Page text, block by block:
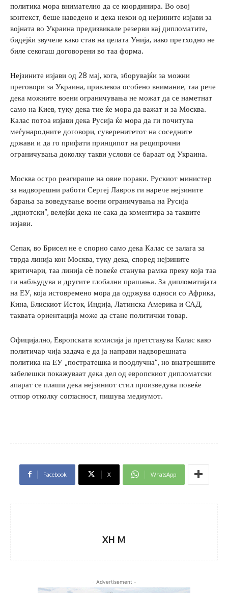
политика мора внимателно да се координира. Во овој
контекст, беше наведено и дека некои од нејзините изјави за
војната во Украина предизвикале резерви кај дипломатите,
бидејќи звучеле како став на целата Унија, иако претходно не
биле секогаш договорени во таа форма.
Нејзините изјави од 28 мај, кога, зборувајќи за можни
преговори за Украина, привлекоа особено внимание, таа рече
дека можните воени ограничувања не можат да се наметнат
само на Киев, туку дека тие ќе мора да важат и за Москва.
Калас потоа изјави дека Русија ќе мора да ги почитува
меѓународните договори, суверенитетот на соседните
држави и да го прифати принципот на реципрочни
ограничувања доколку такви услови се бараат од Украина.
Москва остро реагираше на овие пораки. Рускиот министер
за надворешни работи Сергеј Лавров ги нарече нејзините
барања за воведување воени ограничувања на Русија
„идиотски“, велејќи дека не сака да коментира за таквите
изјави.
Сепак, во Брисел не е спорно само дека Калас се залага за
тврда линија кон Москва, туку дека, според нејзините
критичари, таа линија сè повеќе станува рамка преку која таа
ги набљудува и другите глобални прашања. За дипломатијата
на ЕУ, која истовремено мора да одржува односи со Африка,
Кина, Блискиот Исток, Индија, Латинска Америка и САД,
таквата ориентација може да стане политички товар.
Официјално, Европската комисија ја претставува Калас како
политичар чија задача е да ја направи надворешната
политика на ЕУ „постратешка и поодлучна“, но внатрешните
забелешки покажуваат дека дел од европскиот дипломатски
апарат се плаши дека нејзиниот стил произведува повеќе
отпор отколку согласност, пишува медиумот.
Facebook X WhatsApp
XH M
- Advertisement -